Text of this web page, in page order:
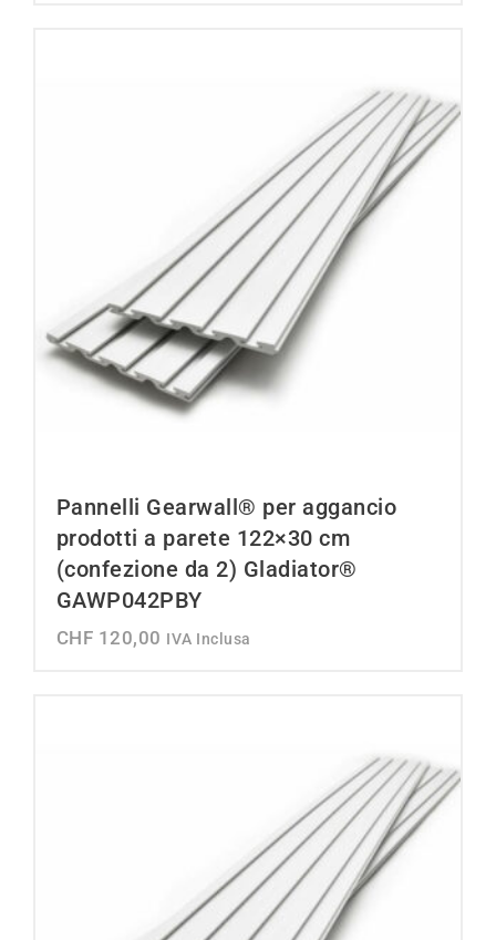
Pannelli Gearwall® per aggancio
prodotti a parete 122×30 cm
(confezione da 2) Gladiator®
GAWP042PBY
CHF 120,00 IVA Inclusa